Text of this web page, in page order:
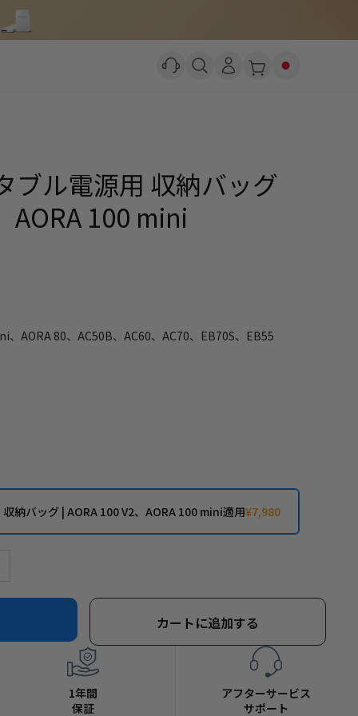
ブル電源用 収納バッグ
AORA 100 mini
、AORA 80、AC50B、AC60、AC70、EB70S、EB55
ド生地
納バッグ | AORA 100 V2、AORA 100 mini適用¥7,980
カートに追加する
1年間
保証
アフターサービス
サポート